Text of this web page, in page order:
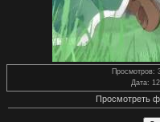
Просмотров:
Дата:
Просмотреть